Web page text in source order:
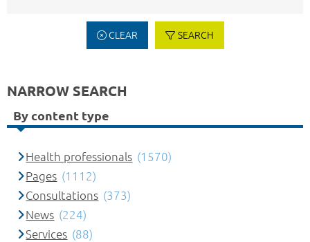
CLEAR SEARCH
NARROW SEARCH
By content type
Health professionals (1570)
Pages (1112)
Consultations (373)
News (224)
Services (88)